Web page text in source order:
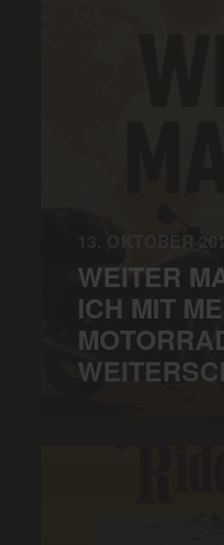
WEITER
ICH MIT